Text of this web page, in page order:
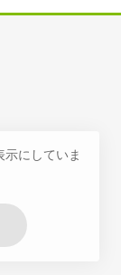
にしていま